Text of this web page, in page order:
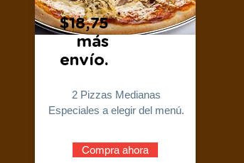
$18,75
más
envío.
2 Pizzas Medianas
Especiales a elegir del menú.
Compra ahora